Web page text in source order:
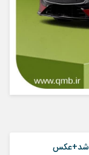
شد+عکس